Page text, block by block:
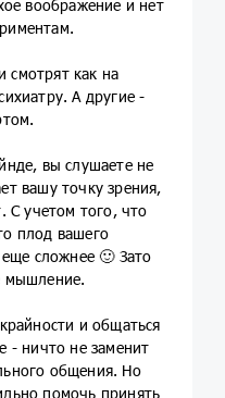
воображение и нет
смотрят как на
А другие -
вы слушаете не
вашу точку зрения,
С учетом того, что
плод вашего
сложнее 🙂 Зато
мышление.
и общаться
- ничто не заменит
общения. Но
помочь принять